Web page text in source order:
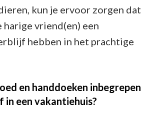
kun je ervoor zorgen dat
harige vriend(en) een
hebben in het prachtige
en handdoeken inbegrepen
in een vakantiehuis?